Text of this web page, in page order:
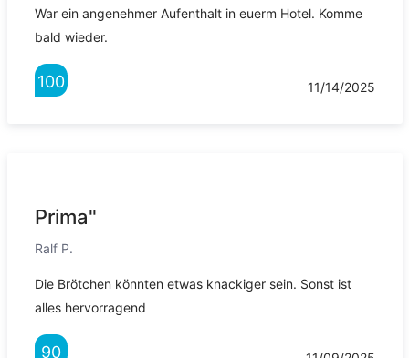
War ein angenehmer Aufenthalt in euerm Hotel. Komme
bald wieder.
100 11/14/2025
Prima"
Ralf P.
Die Brötchen könnten etwas knackiger sein. Sonst ist
alles hervorragend
90